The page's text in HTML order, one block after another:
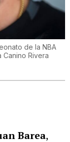
de la NBA
Canino Rivera
Barea,